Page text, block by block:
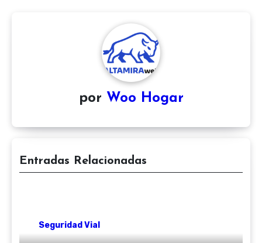
por Woo Hogar
Entradas Relacionadas
Seguridad Vial